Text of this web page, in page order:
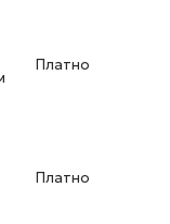
Платно
Платно